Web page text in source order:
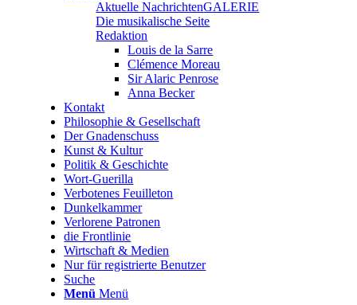
Aktuelle NachrichtenGALERIE
Die musikalische Seite
Redaktion
Louis de la Sarre
Clémence Moreau
Sir Alaric Penrose
Anna Becker
Kontakt
Philosophie & Gesellschaft
Der Gnadenschuss
Kunst & Kultur
Politik & Geschichte
Wort-Guerilla
Verbotenes Feuilleton
Dunkelkammer
Verlorene Patronen
die Frontlinie
Wirtschaft & Medien
Nur für registrierte Benutzer
Suche
Menü Menü